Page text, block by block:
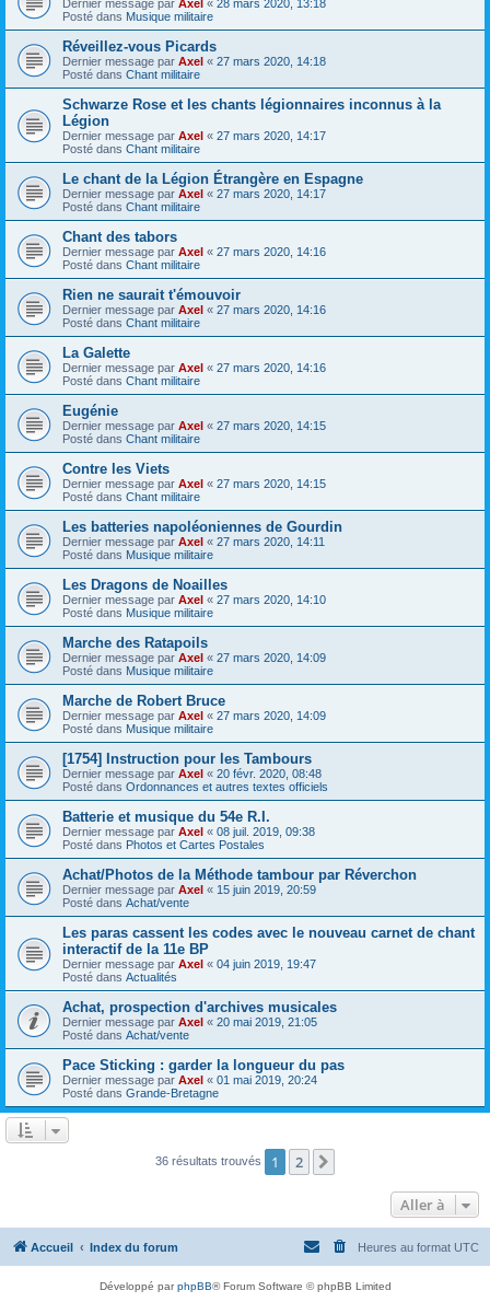
Dernier message par Axel « 28 mars 2020, 13:18
Posté dans Musique militaire
Réveillez-vous Picards
Dernier message par Axel « 27 mars 2020, 14:18
Posté dans Chant militaire
Schwarze Rose et les chants légionnaires inconnus à la
Légion
Dernier message par Axel « 27 mars 2020, 14:17
Posté dans Chant militaire
Le chant de la Légion Étrangère en Espagne
Dernier message par Axel « 27 mars 2020, 14:17
Posté dans Chant militaire
Chant des tabors
Dernier message par Axel « 27 mars 2020, 14:16
Posté dans Chant militaire
Rien ne saurait t'émouvoir
Dernier message par Axel « 27 mars 2020, 14:16
Posté dans Chant militaire
La Galette
Dernier message par Axel « 27 mars 2020, 14:16
Posté dans Chant militaire
Eugénie
Dernier message par Axel « 27 mars 2020, 14:15
Posté dans Chant militaire
Contre les Viets
Dernier message par Axel « 27 mars 2020, 14:15
Posté dans Chant militaire
Les batteries napoléoniennes de Gourdin
Dernier message par Axel « 27 mars 2020, 14:11
Posté dans Musique militaire
Les Dragons de Noailles
Dernier message par Axel « 27 mars 2020, 14:10
Posté dans Musique militaire
Marche des Ratapoils
Dernier message par Axel « 27 mars 2020, 14:09
Posté dans Musique militaire
Marche de Robert Bruce
Dernier message par Axel « 27 mars 2020, 14:09
Posté dans Musique militaire
[1754] Instruction pour les Tambours
Dernier message par Axel « 20 févr. 2020, 08:48
Posté dans Ordonnances et autres textes officiels
Batterie et musique du 54e R.I.
Dernier message par Axel « 08 juil. 2019, 09:38
Posté dans Photos et Cartes Postales
Achat/Photos de la Méthode tambour par Réverchon
Dernier message par Axel « 15 juin 2019, 20:59
Posté dans Achat/vente
Les paras cassent les codes avec le nouveau carnet de chant
interactif de la 11e BP
Dernier message par Axel « 04 juin 2019, 19:47
Posté dans Actualités
Achat, prospection d'archives musicales
Dernier message par Axel « 20 mai 2019, 21:05
Posté dans Achat/vente
Pace Sticking : garder la longueur du pas
Dernier message par Axel « 01 mai 2019, 20:24
Posté dans Grande-Bretagne
36 résultats trouvés 1 2
Aller à
Accueil Index du forum Heures au format UTC
Développé parphpBB® Forum Software © phpBB Limited